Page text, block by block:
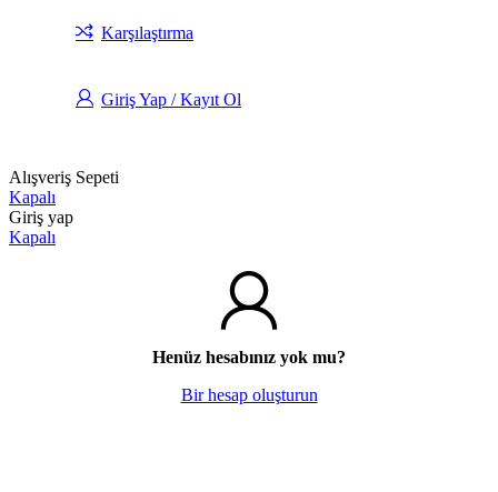
Karşılaştırma
Giriş Yap / Kayıt Ol
Alışveriş Sepeti
Kapalı
Giriş yap
Kapalı
Henüz hesabınız yok mu?
Bir hesap oluşturun